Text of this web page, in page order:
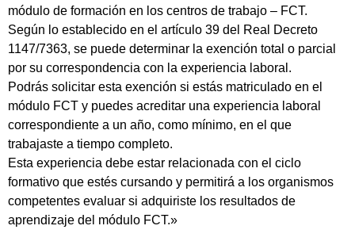
módulo de formación en los centros de trabajo – FCT.
Según lo establecido en el artículo 39 del Real Decreto
1147/7363, se puede determinar la exención total o parcial
por su correspondencia con la experiencia laboral.
Podrás solicitar esta exención si estás matriculado en el
módulo FCT y puedes acreditar una experiencia laboral
correspondiente a un año, como mínimo, en el que
trabajaste a tiempo completo.
Esta experiencia debe estar relacionada con el ciclo
formativo que estés cursando y permitirá a los organismos
competentes evaluar si adquiriste los resultados de
aprendizaje del módulo FCT.»